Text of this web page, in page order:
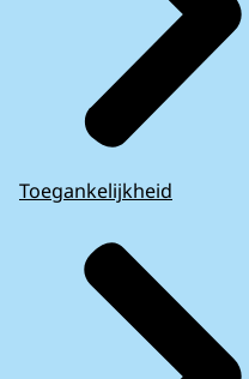
Toegankelijkheid